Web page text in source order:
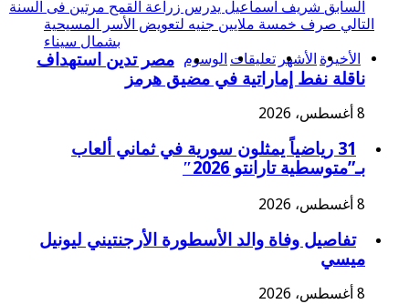
Twitterالسابق شريف اسماعيل يدرس زراعة القمح مرتين فى السنة
التالي صرف خمسة ملايين جنيه لتعويض الأسر المسيحية
بشمال سيناء
الأخيرة الأشهر تعليقات الوسوم مصر تدين استهداف
ناقلة نفط إماراتية في مضيق هرمز
8 أغسطس، 2026
31 رياضياً يمثلون سورية في ثماني ألعاب
بـ”متوسطية تارانتو 2026″
8 أغسطس، 2026
تفاصيل وفاة والد الأسطورة الأرجنتيني ليونيل
ميسي
8 أغسطس، 2026